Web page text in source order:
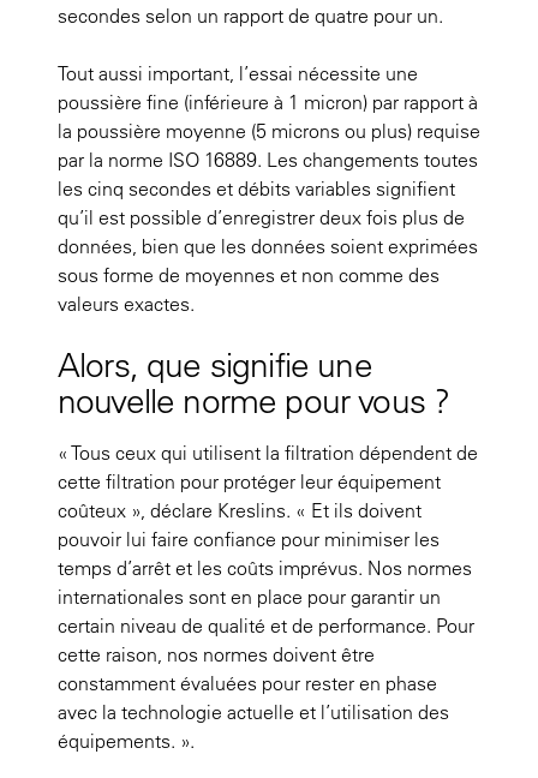
secondes selon un rapport de quatre pour un.
Tout aussi important, l’essai nécessite une
poussière fine (inférieure à 1 micron) par rapport à
la poussière moyenne (5 microns ou plus) requise
par la norme ISO 16889. Les changements toutes
les cinq secondes et débits variables signifient
qu’il est possible d’enregistrer deux fois plus de
données, bien que les données soient exprimées
sous forme de moyennes et non comme des
valeurs exactes.
Alors, que signifie une
nouvelle norme pour vous ?
« Tous ceux qui utilisent la filtration dépendent de
cette filtration pour protéger leur équipement
coûteux », déclare Kreslins. « Et ils doivent
pouvoir lui faire confiance pour minimiser les
temps d’arrêt et les coûts imprévus. Nos normes
internationales sont en place pour garantir un
certain niveau de qualité et de performance. Pour
cette raison, nos normes doivent être
constamment évaluées pour rester en phase
avec la technologie actuelle et l’utilisation des
équipements. ».